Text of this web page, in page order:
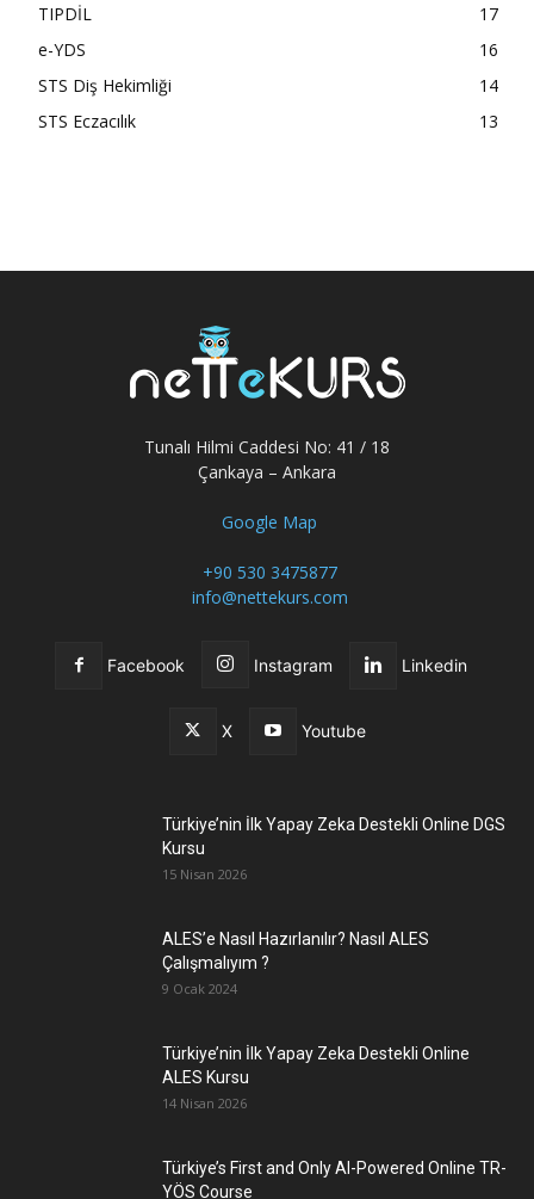
TIPDİL
17
e-YDS
16
STS Diş Hekimliği
14
STS Eczacılık
13
Tunalı Hilmi Caddesi No: 41 / 18
Çankaya – Ankara
Google Map
+90 530 3475877
info@nettekurs.com
Facebook Instagram Linkedin
X Youtube
Türkiye’nin İlk Yapay Zeka Destekli Online DGS
Kursu
15 Nisan 2026
ALES’e Nasıl Hazırlanılır? Nasıl ALES
Çalışmalıyım ?
9 Ocak 2024
Türkiye’nin İlk Yapay Zeka Destekli Online
ALES Kursu
14 Nisan 2026
Türkiye’s First and Only AI-Powered Online TR-
YÖS Course